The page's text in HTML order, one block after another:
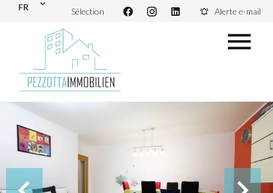
FR Sélection Alerte e-mail